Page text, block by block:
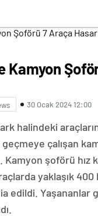
Kamyon
30 Ocak 2024 12:00
halindeki
çalışan
Kamyon şoförü hız
yaklaşık 400
edildi. Yaşananlar